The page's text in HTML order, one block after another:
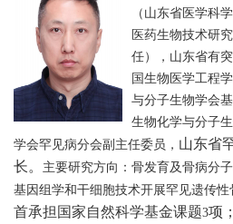
（山东省医学科
医药生物技术研
任），山东省有
国生物医学工程
与分子生物学会
生物化学与分子
学会罕见病分会副主任委员， 山东省
长。
主要研究方向：骨发育及骨病分
基因组学和干细胞技术开展罕见遗传
首承担国家自然科学基金课题3项